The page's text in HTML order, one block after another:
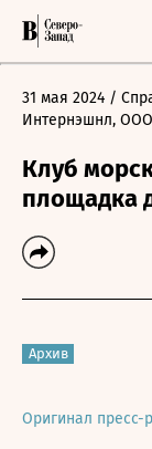
31 мая 2024 /
Интернэшнл, ООО
Клуб
площадка
Архив
Оригинал пресс-